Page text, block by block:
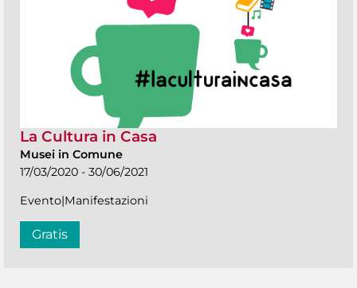
La Cultura in Casa
Musei in Comune
17/03/2020 - 30/06/2021
Evento|Manifestazioni
Gratis